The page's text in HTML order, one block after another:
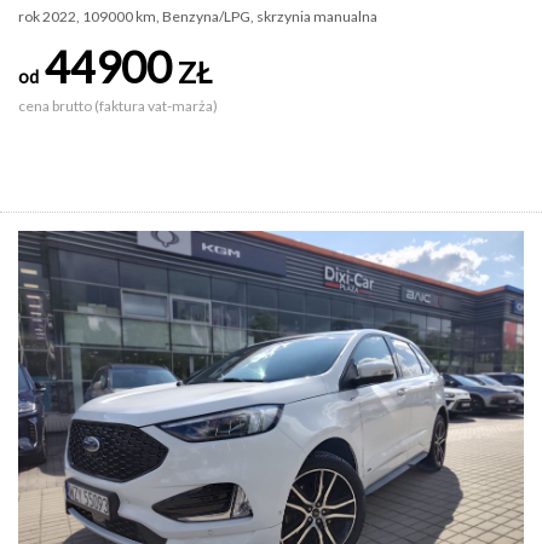
rok 2022, 109000 km, Benzyna/LPG, skrzynia manualna
od 44900ZŁ
cena brutto (faktura vat-marża)